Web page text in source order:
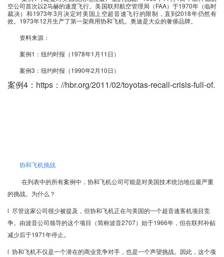
空公司首次以2马赫的速度飞行。美国联邦航空管理局（FAA）于1970年（临时
裁决）和1973年3月决定对美国上空超音速飞行的限制，直到2018年仍然有
效。1973年12月生产了第一架商用协和飞机。奥迪是大众的奢侈品牌。
资料来源：
案例1：纽约时报（1978年1月11日）
案例3：纽约时报（1990年2月10日）
案例4：https：//hbr.org/2011/02/toyotas-recall-crisis-full-of.
协和飞机挑战
在列表中的所有案例中，协和飞机公司可能是对美国技术统治地位最严重
的挑战。为什么？
l 尽管这家公司很少被提及，但协和飞机正在与美国的一个超音速客机项目竞
争。由波音公司领导的这个项目（简称波音2707）始于1966年，但在联邦补贴
减少后于1971年停止。
l 协和飞机不仅是一个潜在的商业竞争对手，也是一个声望挑战。因此，这个项